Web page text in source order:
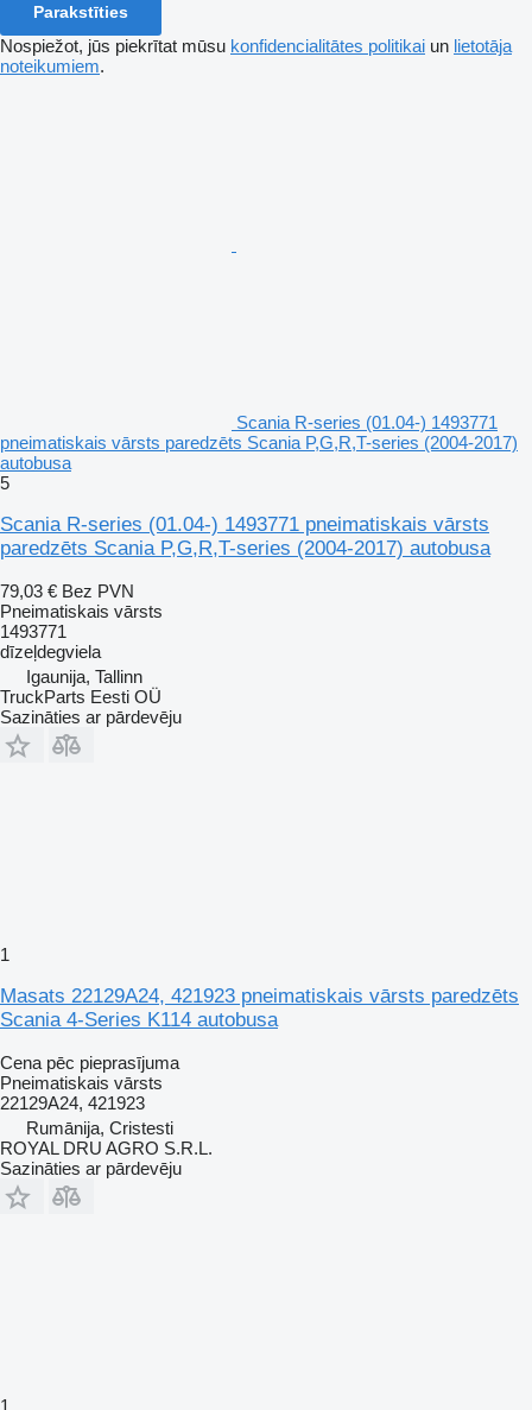
Parakstīties
Nospiežot, jūs piekrītat mūsu konfidencialitātes politikai un lietotāja
noteikumiem.
Scania R-series (01.04-) 1493771
pneimatiskais vārsts paredzēts Scania P,G,R,T-series (2004-2017)
autobusa
5
Scania R-series (01.04-) 1493771 pneimatiskais vārsts
paredzēts Scania P,G,R,T-series (2004-2017) autobusa
79,03 € Bez PVN
Pneimatiskais vārsts
1493771
dīzeļdegviela
Igaunija, Tallinn
TruckParts Eesti OÜ
Sazināties ar pārdevēju
1
Masats 22129A24, 421923 pneimatiskais vārsts paredzēts
Scania 4-Series K114 autobusa
Cena pēc pieprasījuma
Pneimatiskais vārsts
22129A24, 421923
Rumānija, Cristesti
ROYAL DRU AGRO S.R.L.
Sazināties ar pārdevēju
1